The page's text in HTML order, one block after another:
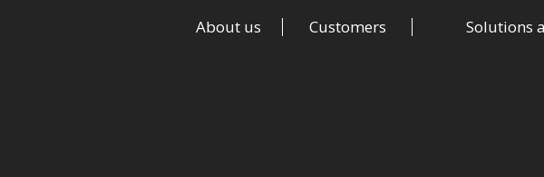
About us Customers Solutions